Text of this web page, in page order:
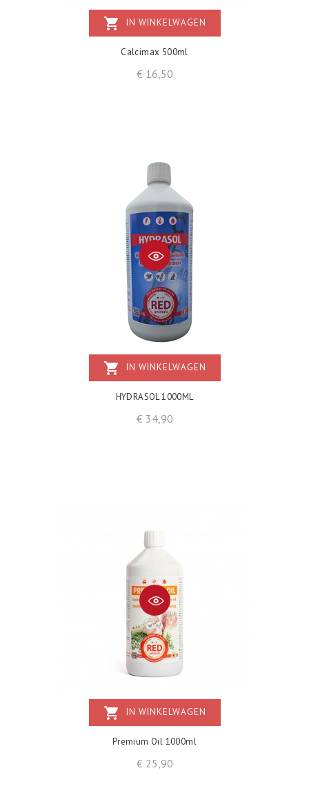
shopping_cart IN WINKELWAGEN
Calcimax 500ml
€ 16,50Prijs
shopping_cart IN WINKELWAGEN
HYDRASOL 1000ML
€ 34,90Prijs
shopping_cart IN WINKELWAGEN
Premium Oil 1000ml
€ 25,90Prijs